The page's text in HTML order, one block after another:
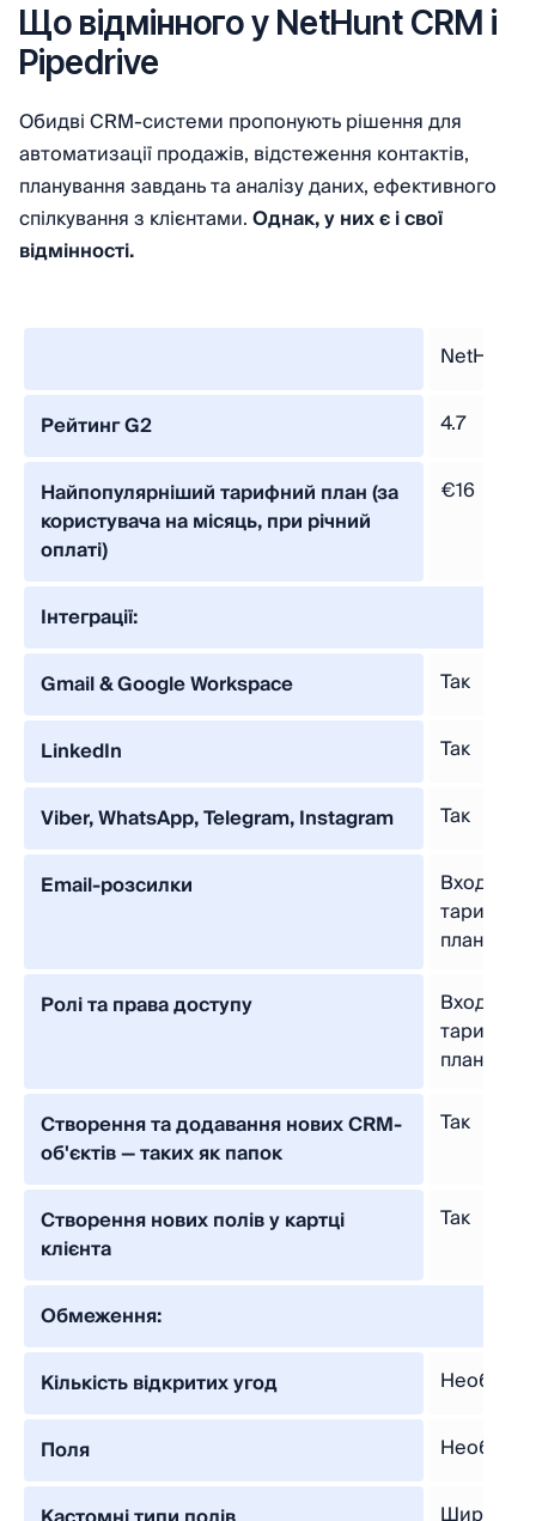
Що відмінного у NetHunt CRM і
Pipedrive
Обидві CRM-cистеми пропонують рішення для
автоматизації продажів, відстеження контактів,
планування завдань та аналізу даних, ефективного
спілкування з клієнтами.Однак, у них є і свої
відмінності.
NetHunt
Рейтинг G2 4.7
Найпопулярніший тарифний план (за
користувача на місяць, при річний
оплаті)
€16
Інтеграції:
Gmail & Google Workspace
Так
LinkedIn Так
Viber, WhatsApp, Telegram, Instagram Так
Email-розсилки
Входить
плану
Ролі та права доступу
Входить
плану
Створення та додавання нових CRM-
об'єктів — таких як папок
Так
Створення нових полів у картці
клієнта
Так
Обмеження:
Кількість відкритих угод
Поля